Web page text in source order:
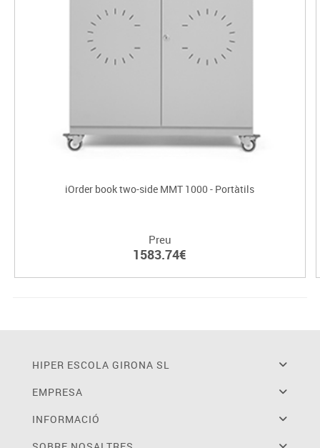
iOrder book two-side MMT 1000 - Portàtils
Preu
1583.74€
HIPER ESCOLA GIRONA SL
EMPRESA
INFORMACIÓ